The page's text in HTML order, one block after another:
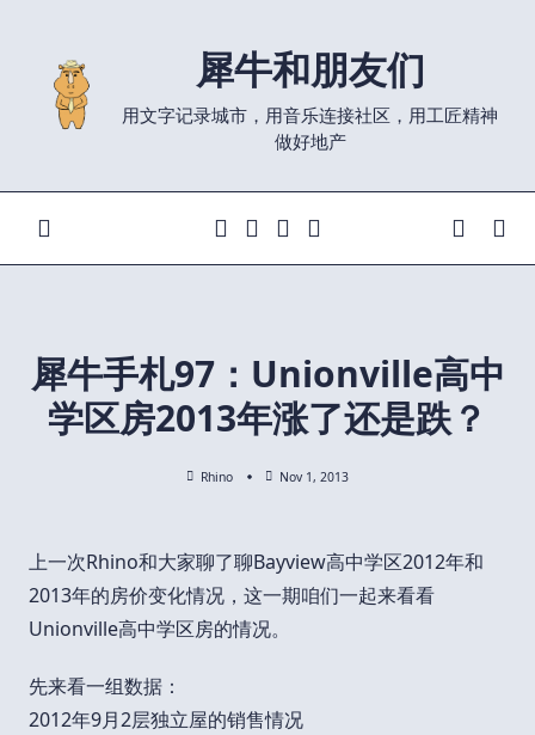
content
犀牛和朋友们
用文字记录城市，用音乐连接社区，用工匠精神
做好地产
犀牛手札97：Unionville高中
学区房2013年涨了还是跌？
Rhino Nov 1, 2013
上一次Rhino和大家聊了聊Bayview高中学区2012年和
2013年的房价变化情况，这一期咱们一起来看看
Unionville高中学区房的情况。
先来看一组数据：
2012年9月2层独立屋的销售情况